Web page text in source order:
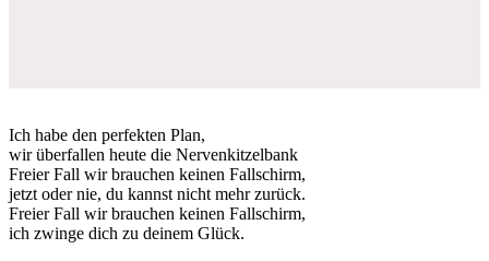
Ich habe den perfekten Plan,
wir überfallen heute die Nervenkitzelbank
Freier Fall wir brauchen keinen Fallschirm,
jetzt oder nie, du kannst nicht mehr zurück.
Freier Fall wir brauchen keinen Fallschirm,
ich zwinge dich zu deinem Glück.